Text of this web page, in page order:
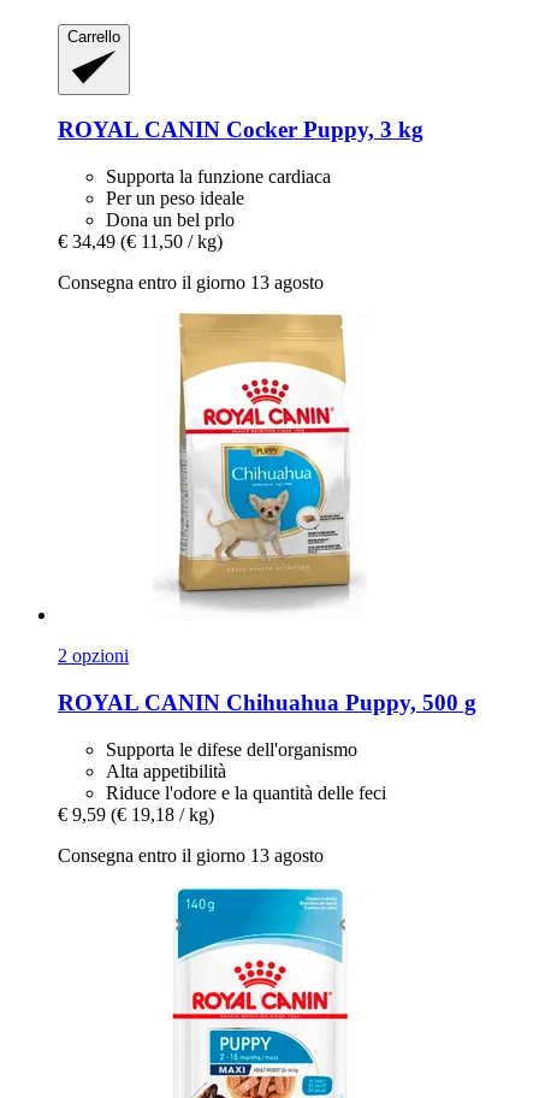
Carrello
ROYAL CANIN Cocker Puppy, 3 kg
Supporta la funzione cardiaca
Per un peso ideale
Dona un bel prlo
€ 34,49 (€ 11,50 / kg)
Consegna entro il giorno 13 agosto
2 opzioni
ROYAL CANIN Chihuahua Puppy, 500 g
Supporta le difese dell'organismo
Alta appetibilità
Riduce l'odore e la quantità delle feci
€ 9,59 (€ 19,18 / kg)
Consegna entro il giorno 13 agosto